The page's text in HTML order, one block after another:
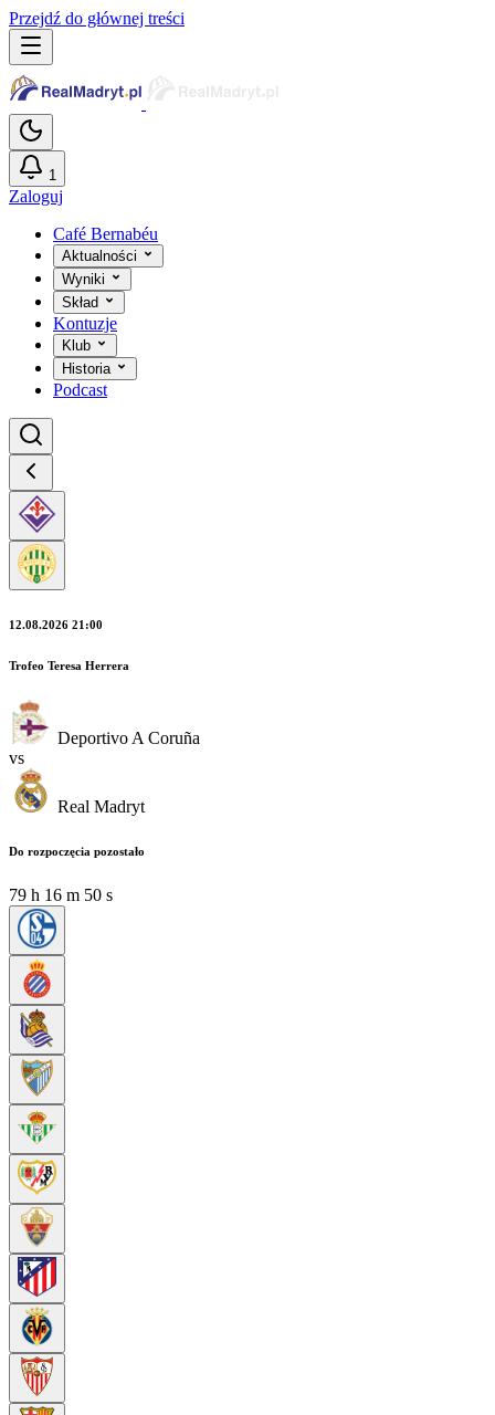
Przejdź do głównej treści
1
Zaloguj
Café Bernabéu
Aktualności
Wyniki
Skład
Kontuzje
Klub
Historia
Podcast
12.08.2026 21:00
Trofeo Teresa Herrera
Deportivo A Coruña
vs
Real Madryt
Do rozpoczęcia pozostało
79 h 16 m 49 s